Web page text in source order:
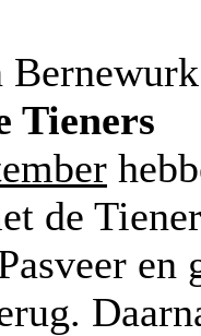
Tieners
de
en